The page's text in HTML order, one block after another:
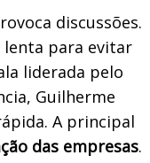
discussões.
lenta para evitar
liderada pelo
Guilherme
A principal
das empresas.